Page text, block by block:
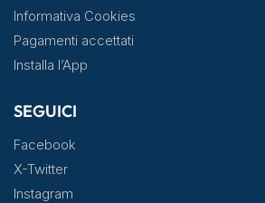
Informativa Cookies
Pagamenti accettati
Installa l’App
SEGUICI
Facebook
X-Twitter
Instagram